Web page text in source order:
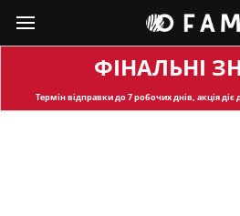
ФІНАЛЬНІ
Термін відправкидо 7 робочих днів, акція діє